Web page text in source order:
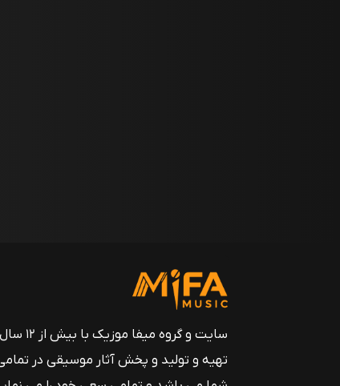
سایت و
تهیه و تولید و پخش آثار موسیقی در